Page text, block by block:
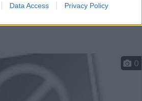
Data Access Privacy Policy
0